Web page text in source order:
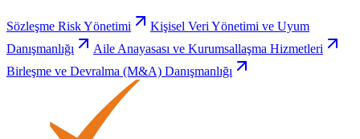
Sözleşme Risk Yönetimi
Kişisel Veri Yönetimi ve Uyum
Danışmanlığı
Aile Anayasası ve Kurumsallaşma Hizmetleri
Birleşme ve Devralma (M&A) Danışmanlığı